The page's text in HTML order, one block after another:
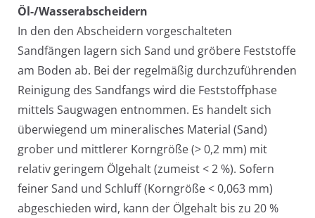
Öl-/Wasserabscheidern
In den den Abscheidern vorgeschalteten
Sandfängen lagern sich Sand und gröbere Feststoffe
am Boden ab. Bei der regelmäßig durchzuführenden
Reinigung des Sandfangs wird die Feststoffphase
mittels Saugwagen entnommen. Es handelt sich
überwiegend um mineralisches Material (Sand)
grober und mittlerer Korngröße (> 0,2 mm) mit
relativ geringem Ölgehalt (zumeist < 2 %). Sofern
feiner Sand und Schluff (Korngröße < 0,063 mm)
abgeschieden wird, kann der Ölgehalt bis zu 20 %